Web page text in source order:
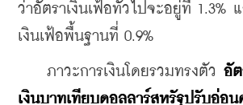
ว่าอัตราเงินเฟ้อทั่วไปจะอยู่ที่ 1.3%
เงินเฟ้อพื้นฐานที่ 0.9%
ภาวะการเงินโดยรวมทรงตัว อั
เงินบาทเทียบดอลลาร์สหรัฐปรับอ่อ